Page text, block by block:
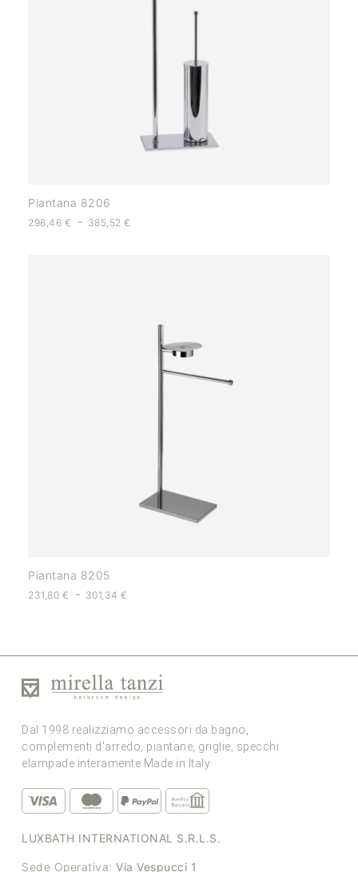
Piantana 8206
296,46 € - 385,52€
Piantana 8205
231,80 € - 301,34€
Dal 1998 realizziamo accessori da bagno,
complementi d’arredo, piantane, griglie, specchi
elampade interamente Made in Italy
LUXBATH INTERNATIONAL S.R.L.S.
Sede Operativa: Via Vespucci 1